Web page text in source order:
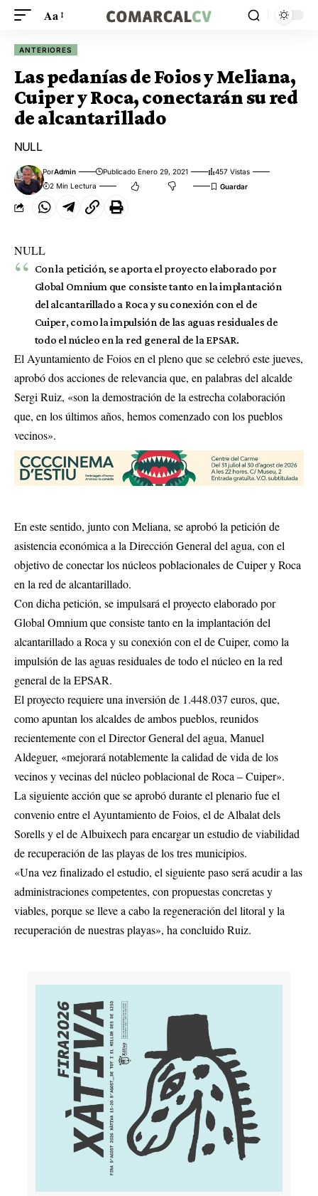
Aa
ANTERIORES
Las pedanías de Foios y Meliana,
Cuiper y Roca, conectarán su red
de alcantarillado
NULL
PorAdmin Publicado Enero 29, 2021
457 Vistas
2 Min Lectura
NULL
Con la petición, se aporta el proyecto elaborado por
Global Omnium que consiste tanto en la implantación
del alcantarillado a Roca y su conexión con el de
Cuiper, como la impulsión de las aguas residuales de
todo el núcleo en la red general de la EPSAR.
El Ayuntamiento de Foios en el pleno que se celebró este jueves,
aprobó dos acciones de relevancia que, en palabras del alcalde
Sergi Ruiz, «son la demostración de la estrecha colaboración
que, en los últimos años, hemos comenzado con los pueblos
vecinos».
En este sentido, junto con Meliana, se aprobó la petición de
asistencia económica a la Dirección General del agua, con el
objetivo de conectar los núcleos poblacionales de Cuiper y Roca
en la red de alcantarillado.
Con dicha petición, se impulsará el proyecto elaborado por
Global Omnium que consiste tanto en la implantación del
alcantarillado a Roca y su conexión con el de Cuiper, como la
impulsión de las aguas residuales de todo el núcleo en la red
general de la EPSAR.
El proyecto requiere una inversión de 1.448.037 euros, que,
como apuntan los alcaldes de ambos pueblos, reunidos
recientemente con el Director General del agua, Manuel
Aldeguer, «mejorará notablemente la calidad de vida de los
vecinos y vecinas del núcleo poblacional de Roca – Cuiper».
La siguiente acción que se aprobó durante el plenario fue el
convenio entre el Ayuntamiento de Foios, el de Albalat dels
Sorells y el de Albuixech para encargar un estudio de viabilidad
de recuperación de las playas de los tres municipios.
«Una vez finalizado el estudio, el siguiente paso será acudir a las
administraciones competentes, con propuestas concretas y
viables, porque se lleve a cabo la regeneración del litoral y la
recuperación de nuestras playas», ha concluido Ruiz.